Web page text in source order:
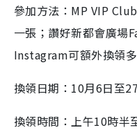
參加方法：MP VIP
一張；讚好新都會廣場
Instagram可額外換領
換領日期：10月6日至
換領時間：上午10時半